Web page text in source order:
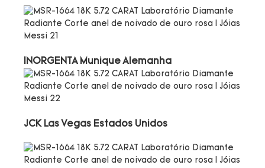
INORGENTA Munique Alemanha
JCK Las Vegas Estados Unidos